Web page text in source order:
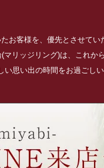
お客様を、優先とさせてい
リッジリング)は、これか
思い出の時間をお過ごし